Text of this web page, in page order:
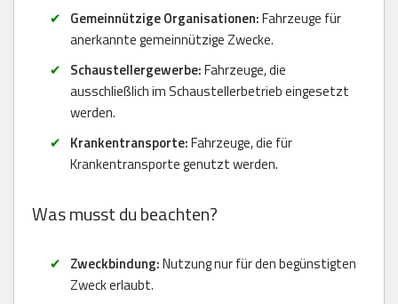
Gemeinnützige Organisationen:Fahrzeuge für
anerkannte gemeinnützige Zwecke.
Schaustellergewerbe:Fahrzeuge, die
ausschließlich im Schaustellerbetrieb eingesetzt
werden.
Krankentransporte:Fahrzeuge, die für
Krankentransporte genutzt werden.
Was musst du beachten?
Zweckbindung:Nutzung nur für den begünstigten
Zweck erlaubt.